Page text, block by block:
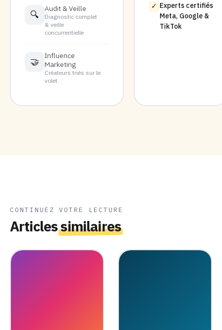
🔍
Audit & Veille
Diagnostic complet
& veille
concurrentielle
🤝
Influence
Marketing
Créateurs triés sur le
volet
✓ Experts certifiés
Meta, Google &
TikTok
CONTINUEZ VOTRE LECTURE
Articlessimilaires